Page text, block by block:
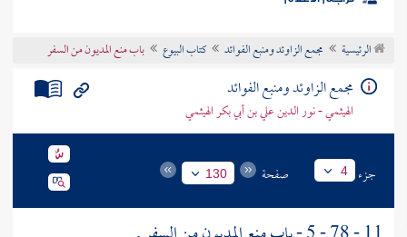
موضوعي
تراجم الأعلام
الرئيسية مجمع الزاوئد ومنبع الفوائد كتاب البيوع باب منع المديون من السفر
مجمع الزاوئد ومنبع الفوائد
الهيثمي - نور الدين علي بن أبي بكر الهيثمي
جزء 4 صفحة 130